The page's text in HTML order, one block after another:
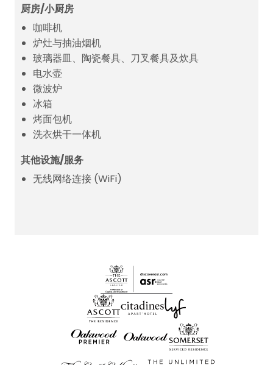
厨房/小厨房
咖啡机
炉灶与抽油烟机
玻璃器皿、陶瓷餐具、刀叉餐具及炊具
电水壶
微波炉
冰箱
烤面包机
洗衣烘干一体机
其他设施/服务
无线网络连接 (WiFi)